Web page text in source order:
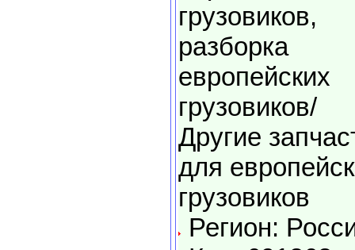
грузовиков,
разборка
европейских
грузовиков/
Другие
для
грузовиков
Регион: